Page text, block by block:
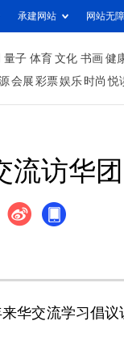
承建网站 网站无
量子 体育 文化 书画 健
会展 彩票娱乐 时尚 悦
流访华
交流学习倡议